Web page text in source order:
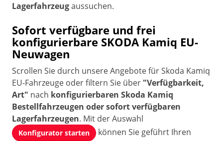
Lagerfahrzeugaussuchen.
Sofort verfügbare und frei
konfigurierbare SKODA Kamiq EU-
Neuwagen
Scrollen Sie durch unsere Angebote für Skoda Kamiq
EU-Fahrzeuge oder filtern Sie über "Verfügbarkeit,
Art" nach konfigurierbaren Skoda Kamiq
Bestellfahrzeugen oder sofort verfügbaren
Lagerfahrzeugen. Mit der Auswahl
Konfigurator starten
können Sie geführt Ihren